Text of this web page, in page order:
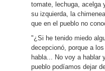
tomate, lechuga, acelga
su izquierda, la
que en el pueblo no
"¿Si he tenido miedo
decepcionó, porque a
habla... No voy a hablar
pueblo podíamos dejar